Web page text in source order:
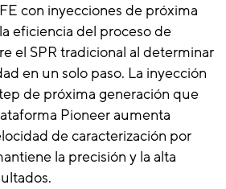
con inyecciones de próxima
eficiencia del proceso de
el SPR tradicional al determinar
en un solo paso. La inyección
de próxima generación que
Pioneer aumenta
de caracterización por
la precisión y la alta